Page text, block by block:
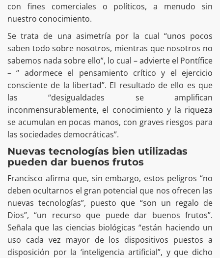
con fines comerciales o políticos, a menudo sin
nuestro conocimiento.
Se trata de una asimetría por la cual “unos pocos
saben todo sobre nosotros, mientras que nosotros no
sabemos nada sobre ello”, lo cual – advierte el Pontífice
– “ adormece el pensamiento crítico y el ejercicio
consciente de la libertad”. El resultado de ello es que
las “desigualdades se amplifican
inconmensurablemente, el conocimiento y la riqueza
se acumulan en pocas manos, con graves riesgos para
las sociedades democráticas”.
Nuevas tecnologías bien utilizadas
pueden dar buenos frutos
Francisco afirma que, sin embargo, estos peligros “no
deben ocultarnos el gran potencial que nos ofrecen las
nuevas tecnologías”, puesto que “son un regalo de
Dios”, “un recurso que puede dar buenos frutos”.
Señala que las ciencias biológicas “están haciendo un
uso cada vez mayor de los dispositivos puestos a
disposición por la ‘inteligencia artificial”, y que dicho